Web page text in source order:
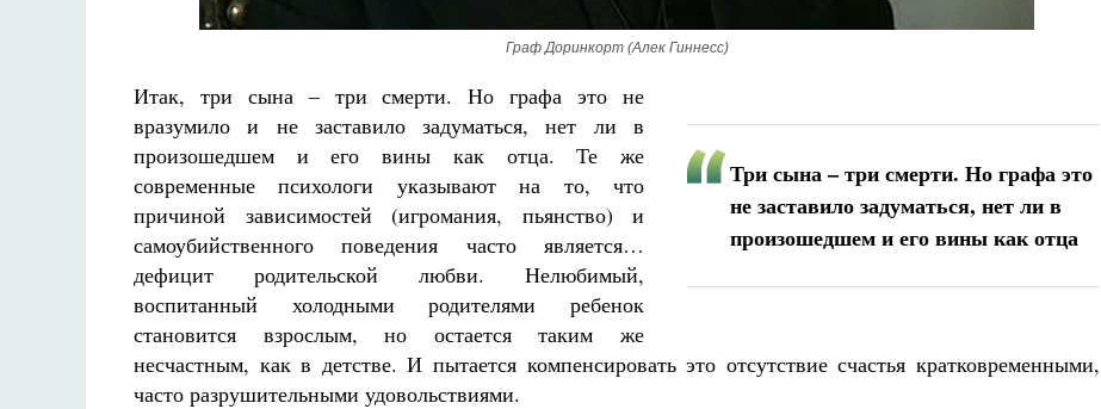
Граф Доринкорт (Алек Гиннесс)
Три сына – три смерти. Но графа это
не заставило задуматься, нет ли в
произошедшем и его вины как отца
Итак, три сына – три смерти. Но графа это не
вразумило и не заставило задуматься, нет ли в
произошедшем и его вины как отца. Те же
современные психологи указывают на то, что
причиной зависимостей (игромания, пьянство) и
самоубийственного поведения часто является…
дефицит родительской любви. Нелюбимый,
воспитанный холодными родителями ребенок
становится взрослым, но остается таким же
несчастным, как в детстве. И пытается компенсировать это отсутствие счастья кратковременными,
часто разрушительными удовольствиями.